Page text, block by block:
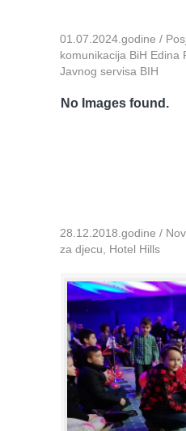
01.07.2024.godine /
komunikacija BiH Edina
Javnog servisa BIH
No Images found.
28.12.2018.godine /
za djecu, Hotel Hills